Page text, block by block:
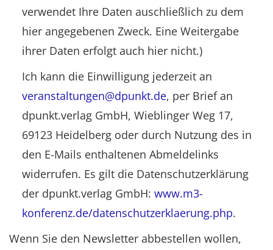
verwendet Ihre Daten auschließlich zu dem
hier angegebenen Zweck. Eine Weitergabe
ihrer Daten erfolgt auch hier nicht.)
Ich kann die Einwilligung jederzeit an
veranstaltungen@dpunkt.de, per Brief an
dpunkt.verlag GmbH, Wieblinger Weg 17,
69123 Heidelberg oder durch Nutzung des in
den E-Mails enthaltenen Abmeldelinks
widerrufen. Es gilt die Datenschutzerklärung
der dpunkt.verlag GmbH: www.m3-
konferenz.de/datenschutzerklaerung.php.
Wenn Sie den Newsletter abbestellen wollen,